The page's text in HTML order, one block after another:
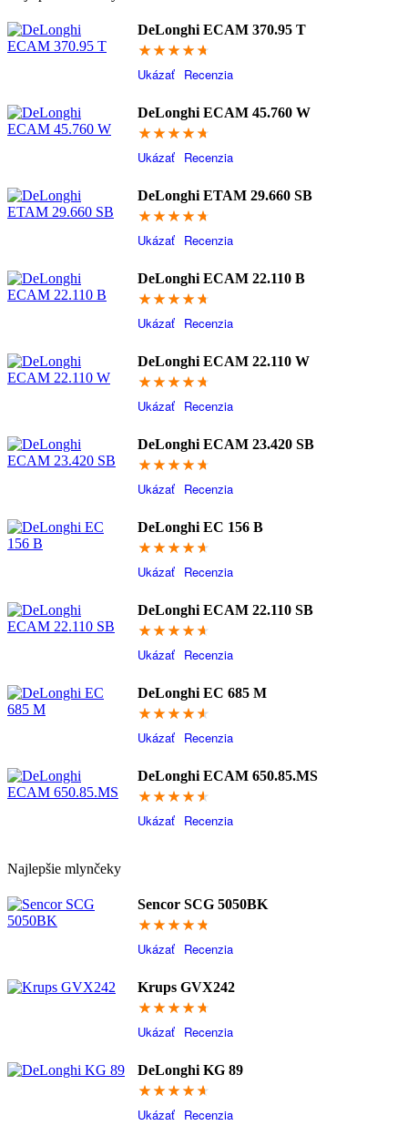
DeLonghi ECAM 370.95 T
94.8
Ukázať Recenzia
DeLonghi ECAM 45.760 W
94.6
Ukázať Recenzia
DeLonghi ETAM 29.660 SB
94.4
Ukázať Recenzia
DeLonghi ECAM 22.110 B
94.2
Ukázať Recenzia
DeLonghi ECAM 22.110 W
94
Ukázať Recenzia
DeLonghi ECAM 23.420 SB
93.8
Ukázať Recenzia
DeLonghi EC 156 B
93.2
Ukázať Recenzia
DeLonghi ECAM 22.110 SB
92.6
Ukázať Recenzia
DeLonghi EC 685 M
92.4
Ukázať Recenzia
DeLonghi ECAM 650.85.MS
92.4
Ukázať Recenzia
Najlepšie mlynčeky
Sencor SCG 5050BK
95
Ukázať Recenzia
Krups GVX242
94.6
Ukázať Recenzia
DeLonghi KG 89
93.2
Ukázať Recenzia